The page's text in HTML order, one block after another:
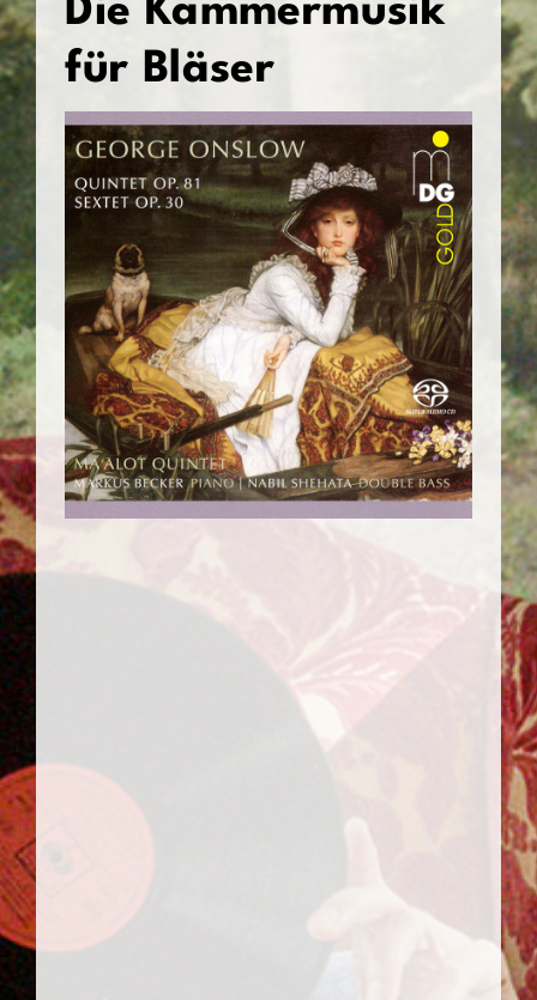
Kontakt & Links
en
Die Kammermusik
für Bläser